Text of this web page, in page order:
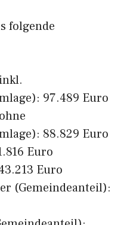
folgende
97.489 Euro
88.829 Euro
Euro
Euro
(Gemeindeanteil):